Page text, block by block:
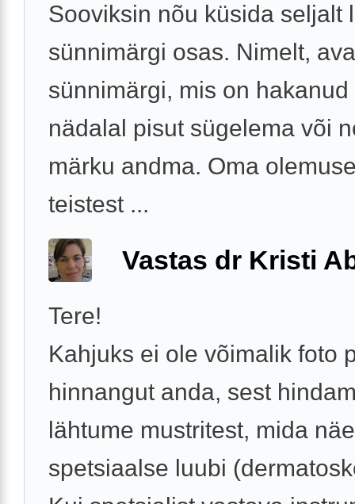
Sooviksin nõu küsida seljalt
sünnimärgi osas. Nimelt,
sünnimärgi, mis on
nädalal pisut sügelema või
märku andma. Oma
teistest ...
Vastas dr Kristi
Tere!
Kahjuks ei ole võimalik foto
hinnangut anda, sest
lähtume mustritest, mida
spetsiaalse luubi